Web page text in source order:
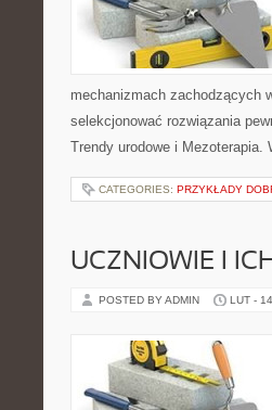
mechanizmach zachodzących
selekcjonować rozwiązania
Trendy urodowe i
CATEGORIES: PRZYKŁADY
UCZNIOWIE I
POSTED BY ADMIN LUT -